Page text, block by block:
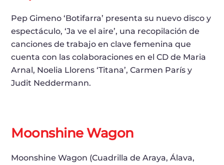
Pep Gimeno ‘Botifarra’ presenta su nuevo disco y
espectáculo, ‘Ja ve el aire’, una recopilación de
canciones de trabajo en clave femenina que
cuenta con las colaboraciones en el CD de Maria
Arnal, Noelia Llorens ‘Titana’, Carmen París y
Judit Neddermann.
Moonshine Wagon
Moonshine Wagon (Cuadrilla de Araya, Álava,